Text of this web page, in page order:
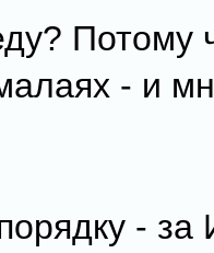
Потому
- и
- за